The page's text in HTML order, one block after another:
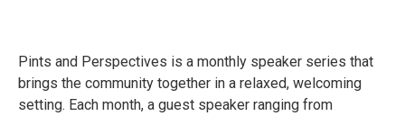
Pints and Perspectives is a monthly speaker series that
brings the community together in a relaxed, welcoming
setting. Each month, a guest speaker ranging from